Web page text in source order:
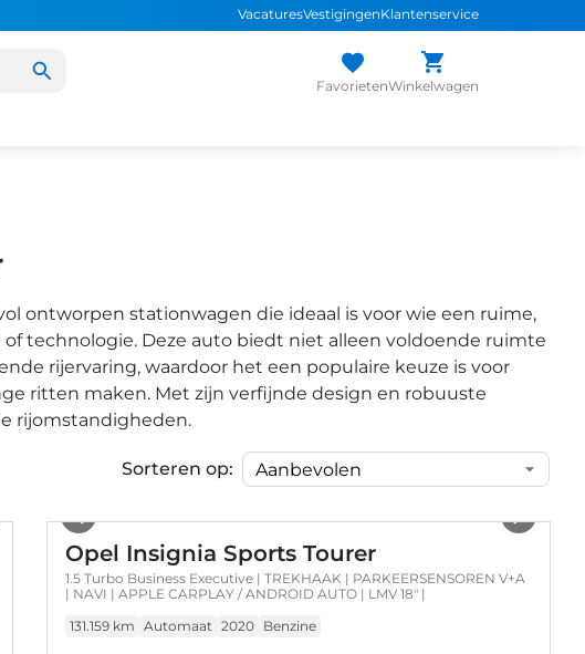
VacaturesVestigingenKlantenservice
FavorietenWinkelwagen
ontworpen stationwagen die ideaal is voor wie een ruime,
technologie. Deze auto biedt niet alleen voldoende ruimte
rijervaring, waardoor het een populaire keuze is voor
ritten maken. Met zijn verfijnde design en robuuste
rijomstandigheden.
Sorteren op:
Opel Insignia Sports Tourer
1.5 Turbo Business Executive | TREKHAAK | PARKEERSENSOREN V+A
| NAVI | APPLE CARPLAY / ANDROID AUTO | LMV 18" |
131.159 km Automaat 2020 Benzine